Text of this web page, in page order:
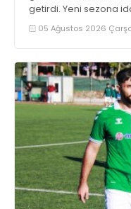
getirdi. Yeni sezona
duygularını aktardı.
05 Ağustos 2026